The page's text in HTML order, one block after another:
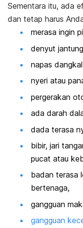
Sementara itu, ada
dan tetap harus
merasa ingin
denyut
napas
nyeri atau
pergerakan
ada darah
dada terasa
bibir, jari
pucat atau
badan terasa
bertenaga,
gangguan
gangguan